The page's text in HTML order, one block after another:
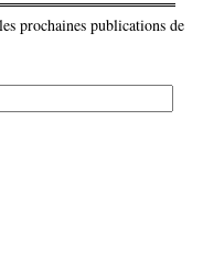
prochaines publications de